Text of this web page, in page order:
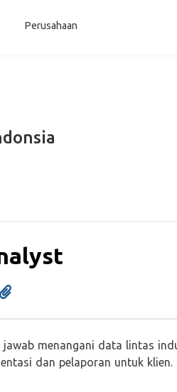
Perusahaan
menangani data lintas
dan pelaporan untuk klien.